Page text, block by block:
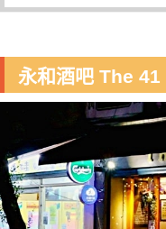
永和酒吧 The